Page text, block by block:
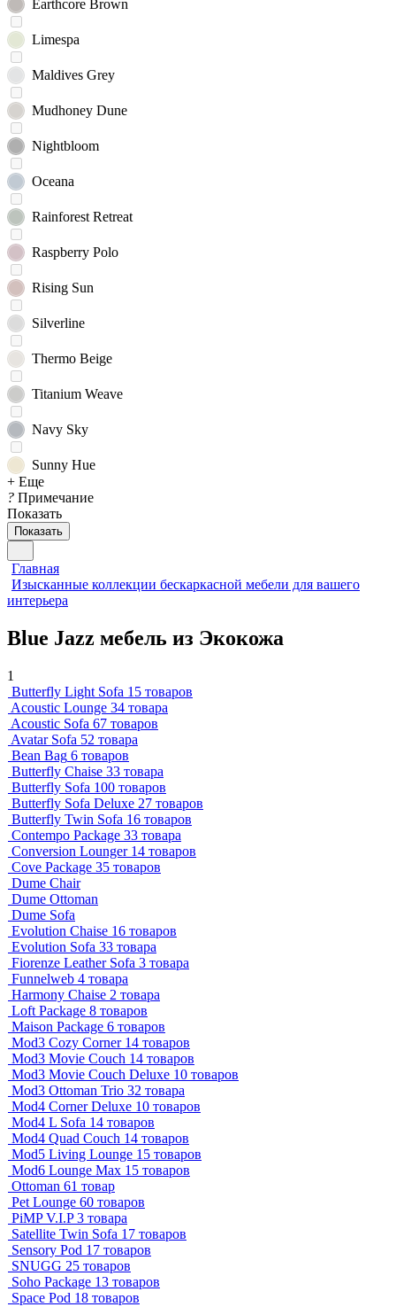
Earthcore Brown
Limespa
Maldives Grey
Mudhoney Dune
Nightbloom
Oceana
Rainforest Retreat
Raspberry Polo
Rising Sun
Silverline
Thermo Beige
Titanium Weave
Navy Sky
Sunny Hue
+ Еще
? Примечание
Показать
Показать
Главная
Изысканные коллекции бескаркасной мебели для вашего
интерьера
Blue Jazz мебель из Экокожа
1
Butterfly Light Sofa 15 товаров
Acoustic Lounge 34 товара
Acoustic Sofa 67 товаров
Avatar Sofa 52 товара
Bean Bag 6 товаров
Butterfly Chaise 33 товара
Butterfly Sofa 100 товаров
Butterfly Sofa Deluxe 27 товаров
Butterfly Twin Sofa 16 товаров
Contempo Package 33 товара
Conversion Lounger 14 товаров
Cove Package 35 товаров
Dume Chair
Dume Ottoman
Dume Sofa
Evolution Chaise 16 товаров
Evolution Sofa 33 товара
Fiorenze Leather Sofa 3 товара
Funnelweb 4 товара
Harmony Chaise 2 товара
Loft Package 8 товаров
Maison Package 6 товаров
Mod3 Cozy Corner 14 товаров
Mod3 Movie Couch 14 товаров
Mod3 Movie Couch Deluxe 10 товаров
Mod3 Ottoman Trio 32 товара
Mod4 Corner Deluxe 10 товаров
Mod4 L Sofa 14 товаров
Mod4 Quad Couch 14 товаров
Mod5 Living Lounge 15 товаров
Mod6 Lounge Max 15 товаров
Ottoman 61 товар
Pet Lounge 60 товаров
PiMP V.I.P 3 товара
Satellite Twin Sofa 17 товаров
Sensory Pod 17 товаров
SNUGG 25 товаров
Soho Package 13 товаров
Space Pod 18 товаров